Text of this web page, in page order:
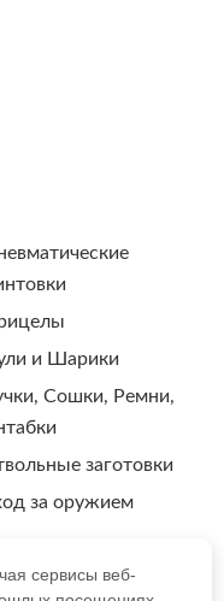
и Шарики
Сошки, Ремни,
заготовки
за оружием
сервисы веб-